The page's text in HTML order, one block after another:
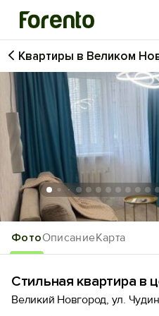
Войти
Избранное
История просмотра
Добавить свой
ФотоОписаниеКарта
Квартиры в Великом
Стильная квaртирa в
Великий Новгород, ул.